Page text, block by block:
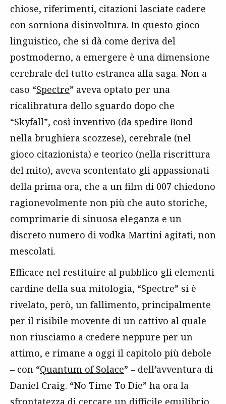
chiose, riferimenti, citazioni lasciate cadere
con sorniona disinvoltura. In questo gioco
linguistico, che si dà come deriva del
postmoderno, a emergere è una dimensione
cerebrale del tutto estranea alla saga. Non a
caso “Spectre” aveva optato per una
ricalibratura dello sguardo dopo che
“Skyfall”, così inventivo (da spedire Bond
nella brughiera scozzese), cerebrale (nel
gioco citazionista) e teorico (nella riscrittura
del mito), aveva scontentato gli appassionati
della prima ora, che a un film di 007 chiedono
ragionevolmente non più che auto storiche,
comprimarie di sinuosa eleganza e un
discreto numero di vodka Martini agitati, non
mescolati.
Efficace nel restituire al pubblico gli elementi
cardine della sua mitologia, “Spectre” si è
rivelato, però, un fallimento, principalmente
per il risibile movente di un cattivo al quale
non riusciamo a credere neppure per un
attimo, e rimane a oggi il capitolo più debole
– con “Quantum of Solace” – dell’avventura di
Daniel Craig. “No Time To Die” ha ora la
sfrontatezza di cercare un difficile equilibrio